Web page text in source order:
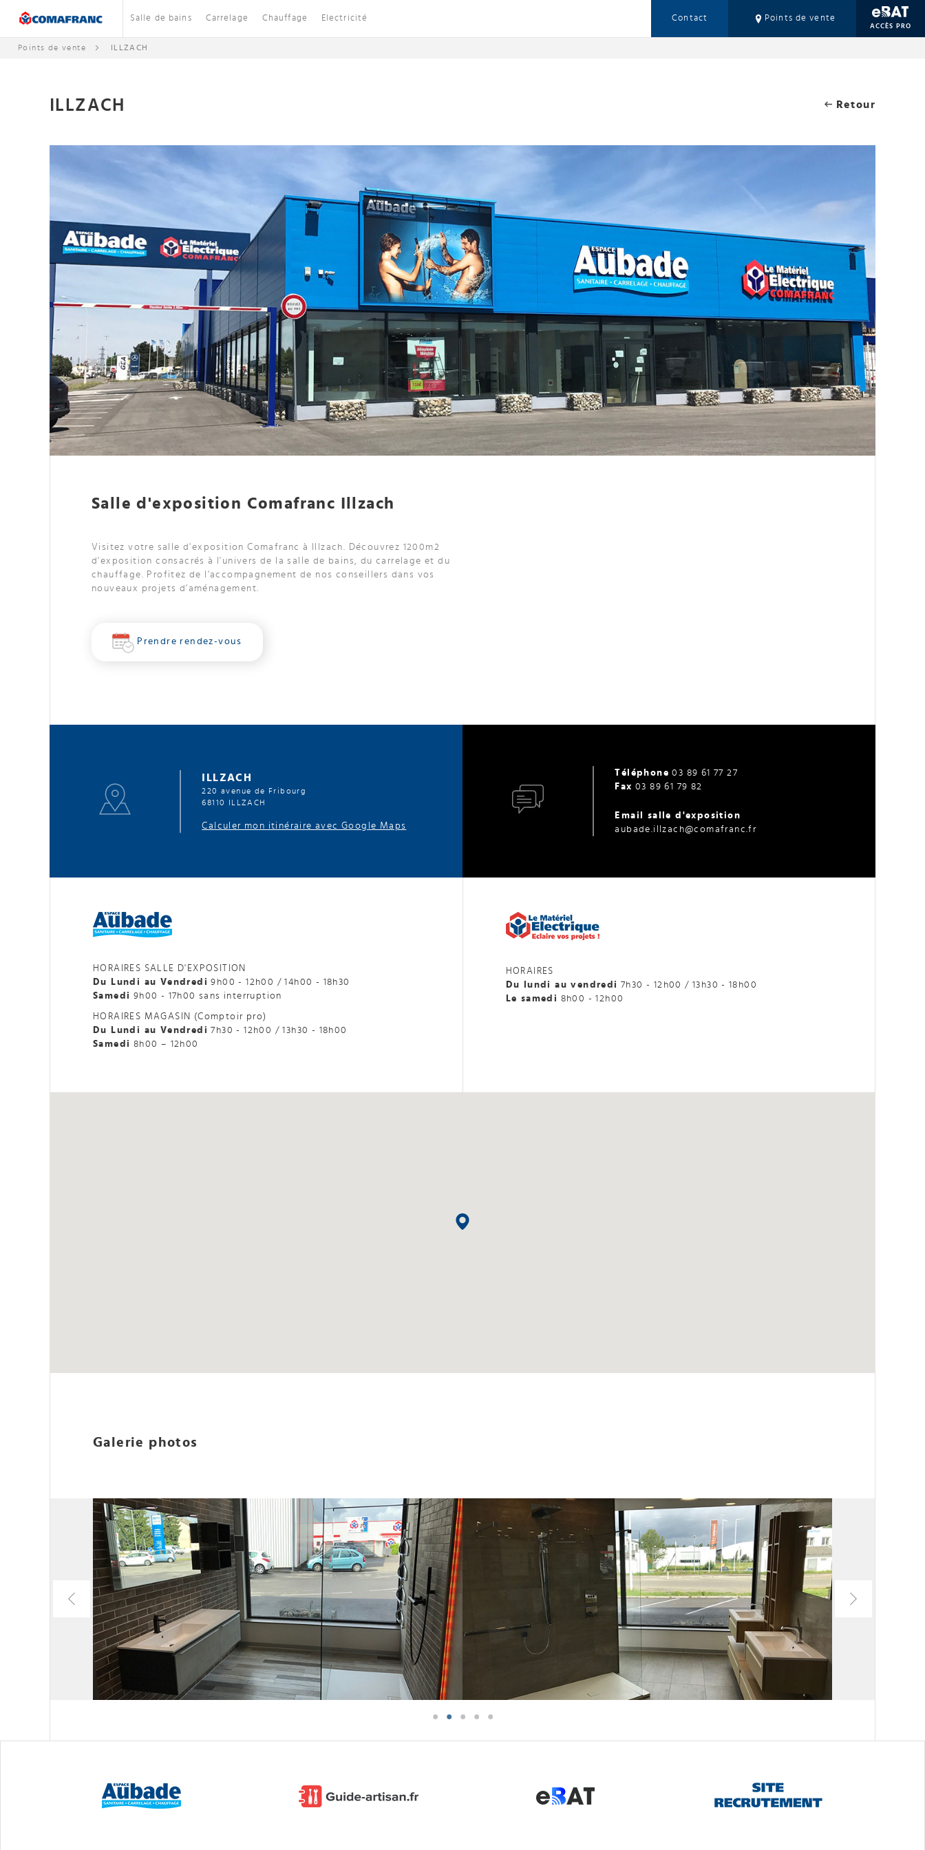
Salle de bains Carrelage Chauffage Electricité Contact Points de vente
ACCÈS PRO
Points de vente ILLZACH
ILLZACH Retour
Salle d'exposition Comafranc Illzach
Visitez votre salle d'exposition Comafranc à Illzach. Découvrez 1200m2
d'exposition consacrés à l'univers de la salle de bains, du carrelage et du
chauffage. Profitez de l'accompagnement de nos conseillers dans vos
nouveaux projets d'aménagement.
Prendre rendez-vous
ILLZACH
220 avenue de Fribourg
68110 ILLZACH
Calculer mon itinéraire avec Google Maps
Téléphone 03 89 61 77 27
Fax 03 89 61 79 82
Email salle d'exposition
aubade.illzach@comafranc.fr
HORAIRES SALLE D'EXPOSITION
Du Lundi au Vendredi 9h00 - 12h00 / 14h00 - 18h30
Samedi 9h00 - 17h00 sans interruption
HORAIRES MAGASIN (Comptoir pro)
Du Lundi au Vendredi 7h30 - 12h00 / 13h30 - 18h00
Samedi 8h00 – 12h00
HORAIRES
Du lundi au vendredi 7h30 - 12h00 / 13h30 - 18h00
Le samedi 8h00 - 12h00
Galerie photos